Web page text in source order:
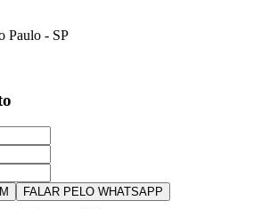
Paulo - SP
FALAR PELO WHATSAPP